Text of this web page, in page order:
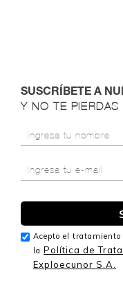
SUSCRÍBETE A
Y NO TE
Acepto el tratamiento
la Política de
Exploecunor S.A.